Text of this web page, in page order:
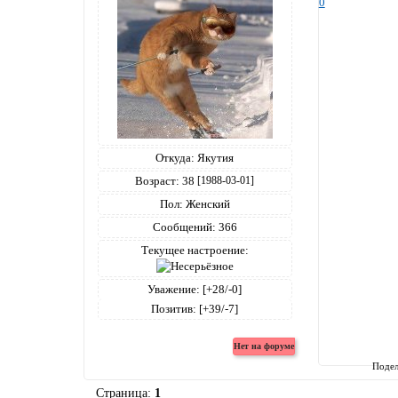
Откуда: Якутия
Возраст: 38 [1988-03-01]
Пол: Женский
Сообщений: 366
Текущее настроение:
Уважение: [+28/-0]
Позитив: [+39/-7]
Страница: 1